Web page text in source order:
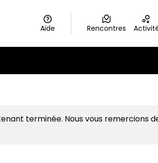
Aide Rencontres
utilisateur
terminée. Nous vous remercions